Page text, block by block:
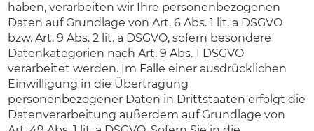
haben, verarbeiten wir Ihre personenbezogenen
Daten auf Grundlage von Art. 6 Abs. 1 lit. a DSGVO
bzw. Art. 9 Abs. 2 lit. a DSGVO, sofern besondere
Datenkategorien nach Art. 9 Abs. 1 DSGVO
verarbeitet werden. Im Falle einer ausdrücklichen
Einwilligung in die Übertragung
personenbezogener Daten in Drittstaaten erfolgt die
Datenverarbeitung außerdem auf Grundlage von